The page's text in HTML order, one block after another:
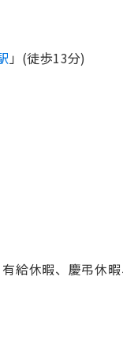
」(徒歩13分)
給休暇、慶弔休